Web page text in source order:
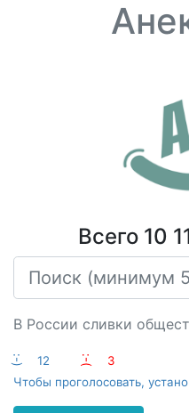
Всего 10
В России сливки
:-) 12 :-(
3
Чтобы проголосовать,